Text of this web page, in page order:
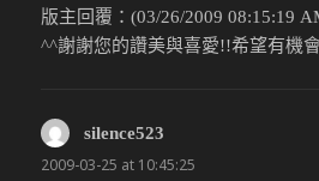
版主回覆：(03/26/2009 08:15:19
^^謝謝您的讚美與喜愛!!希望有機
silence523
2009-03-25 at 10:45:25